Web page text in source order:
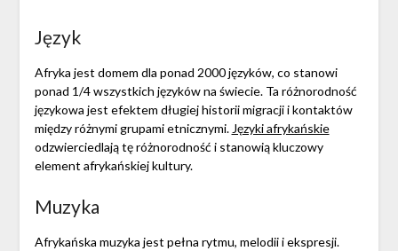
Język
Afryka jest domem dla ponad 2000 języków, co stanowi
ponad 1/4 wszystkich języków na świecie. Ta różnorodność
językowa jest efektem długiej historii migracji i kontaktów
między różnymi grupami etnicznymi. Języki afrykańskie
odzwierciedlają tę różnorodność i stanowią kluczowy
element afrykańskiej kultury.
Muzyka
Afrykańska muzyka jest pełna rytmu, melodii i ekspresji.